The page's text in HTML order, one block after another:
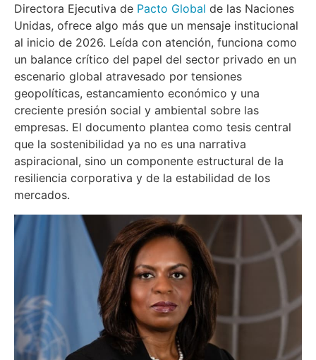
Directora Ejecutiva de Pacto Global de las Naciones
Unidas, ofrece algo más que un mensaje institucional
al inicio de 2026. Leída con atención, funciona como
un balance crítico del papel del sector privado en un
escenario global atravesado por tensiones
geopolíticas, estancamiento económico y una
creciente presión social y ambiental sobre las
empresas. El documento plantea como tesis central
que la sostenibilidad ya no es una narrativa
aspiracional, sino un componente estructural de la
resiliencia corporativa y de la estabilidad de los
mercados.